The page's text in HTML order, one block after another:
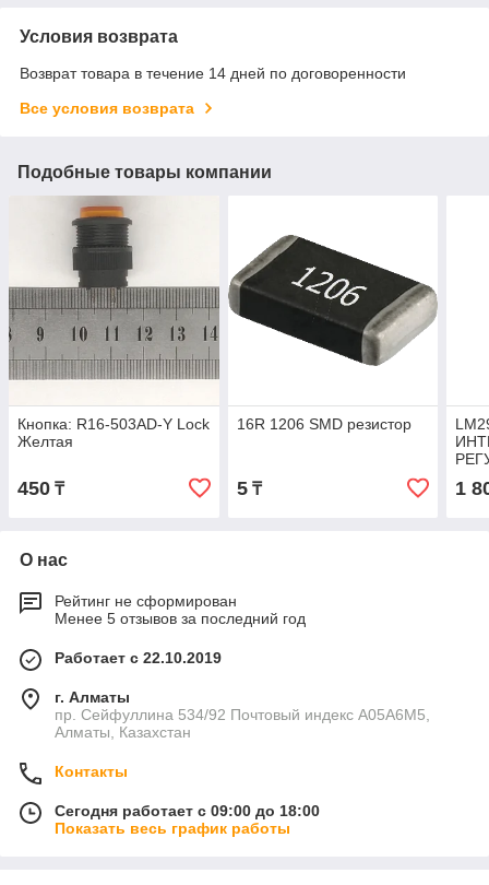
Условия возврата
Возврат товара в течение 14 дней по договоренности
Все условия возврата
Подобные товары компании
Кнопка: R16-503AD-Y Lock
Желтая
450 ₸
16R 1206 SMD резистор
5₸ 1
О нас
Рейтинг не сформирован
Менее 5 отзывов за последний год
Работает с 22.10.2019
г. Алматы
пр. Сейфуллина 534/92 Почтовый индекс A05A6M5,
Алматы, Казахстан
Контакты
Сегодня работает с 09:00 до 18:00
Показать весь график работы